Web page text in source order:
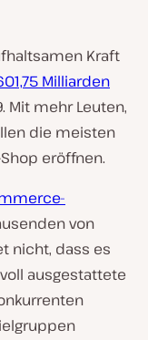
Kraft
Milliarden
Mit mehr Leuten,
die meisten
eröffnen.
von
nicht, dass es
ausgestattete